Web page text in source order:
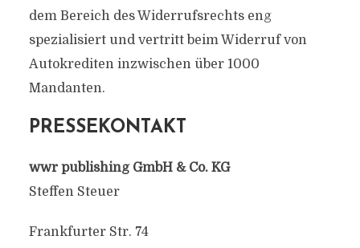
dem Bereich des Widerrufsrechts eng
spezialisiert und vertritt beim Widerruf von
Autokrediten inzwischen über 1000
Mandanten.
PRESSEKONTAKT
wwr publishing GmbH & Co. KG
Steffen Steuer
Frankfurter Str. 74